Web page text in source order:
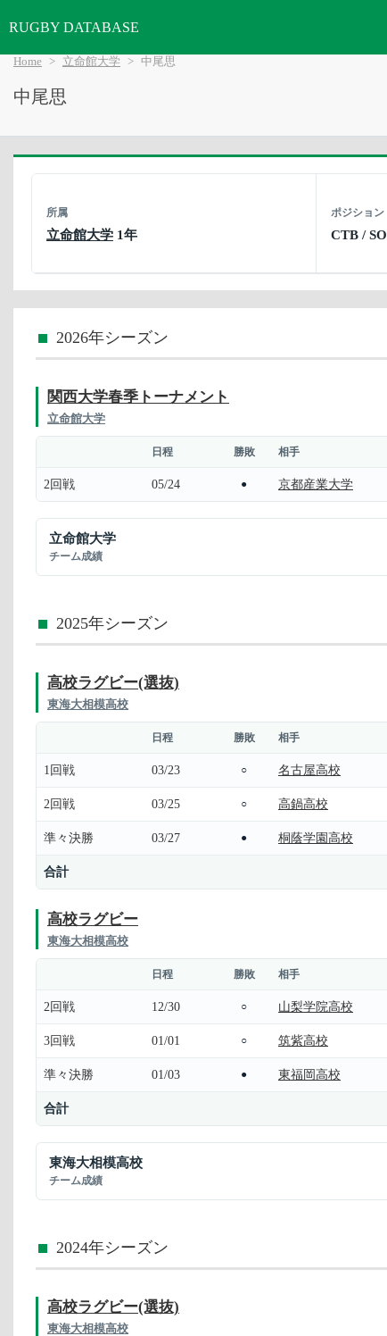
RUGBY DATABASE
Home 立命館大学 中尾思
中尾思
所属
立命館大学 1年
ポジション
CTB / SO
2026年シーズン
関西大学春季トーナメント
立命館大学
日程 勝敗 相手
2回戦 05/24 ● 京都産業大学
立命館大学
チーム成績
2025年シーズン
高校ラグビー(選抜)
東海大相模高校
日程 勝敗 相手
1回戦 03/23 ○ 名古屋高校
2回戦 03/25 ○ 高鍋高校
準々決勝 03/27 ● 桐蔭学園高校
合計
高校ラグビー
東海大相模高校
日程 勝敗 相手
2回戦 12/30 ○ 山梨学院高校
3回戦 01/01 ○ 筑紫高校
準々決勝 01/03 ● 東福岡高校
合計
東海大相模高校
チーム成績
2024年シーズン
高校ラグビー(選抜)
東海大相模高校